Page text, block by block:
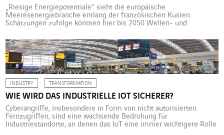
„Riesige Energiepotentiale“ sieht die europäische
Meeresenergiebranche entlang der französischen Küsten.
Schätzungen zufolge könnten hier bis 2050 Wellen- und
installiert werden. Das entspräche 10 % des derzeitigen
europäischen Stromverbrauchs. In Erwartung einer echten
europaweiten Strategie hat die Region Bretagne die Firma France
Energies Marines und das französische Studienzentrum für […]
INDUSTRY TRANSFORMATION
WIE WIRD DAS INDUSTRIELLE IOT SICHERER?
Cyberangriffe, insbesondere in Form von nicht autorisierten
Fernzugriffen, sind eine wachsende Bedrohung für
Industriestandorte, an denen das IoT eine immer wichtigere Rolle